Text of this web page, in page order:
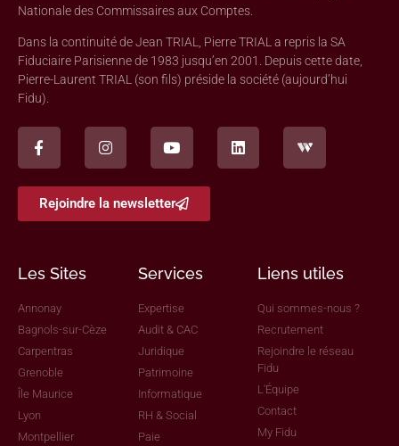
Nationale des Commissaires aux Comptes.
Dans la continuité de Jean TRIAL, Pierre TRIAL a repris la SA
Fiduciaire Parisienne de 1983 jusqu’en 2001. Depuis cette date,
Pierre-Laurent TRIAL (son fils) préside la société (aujourd’hui
Fidu).
Rejoindre la newsletter
Les Sites
Annonay
Bagnols-sur-Cèze
Carpentras
Grenoble
Île Maurice
Lyon
Montpellier
Services
Expertise
Audit & CAC
Juridique
Patrimoine
Informatique
RH & Social
Paie
Liens utiles
Qui sommes-nous ?
Recrutement
Rejoindre le réseau
Fidu
L'Équipe
Contact
My Fidu